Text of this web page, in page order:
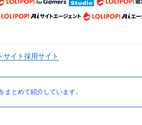
サイト採用サイト
とめて紹介しています。